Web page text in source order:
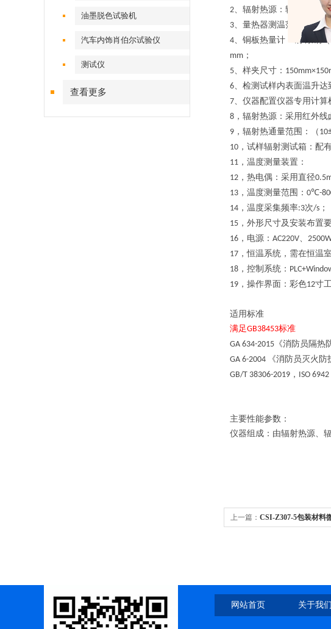
油墨脱色试验机
汽车内饰肖伯尔试验仪
测试仪
查看更多
2、辐射热源：辐射热源采
3、量热器测温范围：常温
4、铜板热量计：铜- 康铜（
mm ；
5、样夹尺寸：
6、检测试样内表面温升达
7、仪器配置仪器专用计算
8， 辐射热源：采用红外线
9， 辐射热通量范围：（
10， 试样辐射测试箱：配
11 ， 温度测量装置：
12 ， 热电偶：采用直径
13 ， 温度测量范围： 0℃-
14 ， 温度采集频率:3次/s ；
15 ， 外形尺寸及安装布置要
16 ， 电源： AC220V、
17 ，恒温系统，需在恒温
18 ，控制系统：
19 ，操作界面：彩色12寸
适用标准
满足GB38453标准
GA 634-2015 《消防员隔热
GA 6-2004
《消防员灭火防
GB/T 38306-2019 ， ISO 6942
主要性能参数：
仪器组成：由辐射热源、
上一篇： CSI-Z307-5包装材料
网站首页 关于我们